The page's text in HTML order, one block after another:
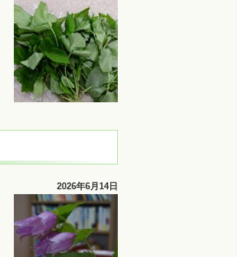
2026年6月14日